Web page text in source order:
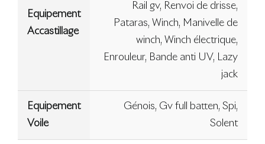
Equipement
Accastillage
Rail gv, Renvoi de drisse,
Pataras, Winch, Manivelle de
winch, Winch électrique,
Enrouleur, Bande anti UV, Lazy
jack
Equipement
Voile
Génois, Gv full batten, Spi,
Solent